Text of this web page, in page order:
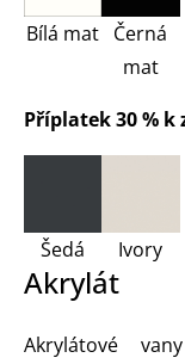
Bílá mat Černá
mat
Příplatek 30 % k
Šedá Ivory
Akrylát
Akrylátové